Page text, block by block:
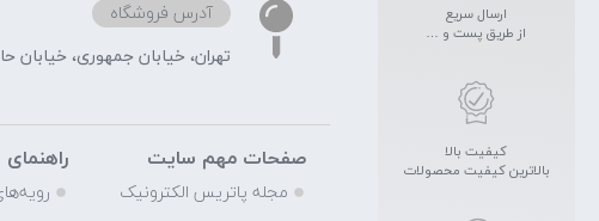
ارسال سریع
از طریق پست و …
کیفیت بالا
بالاترین کیفیت محصولات
آدرس فروشگاه
تهران، خیابان جمهوری، خیابان حافظ،
صفحات مهم سایت
مجله پاتریس الکترونیک